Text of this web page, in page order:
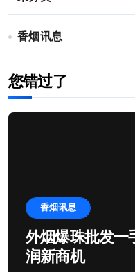
香烟讯息
您错过了
香烟讯息
外烟爆珠批发一
润新商机